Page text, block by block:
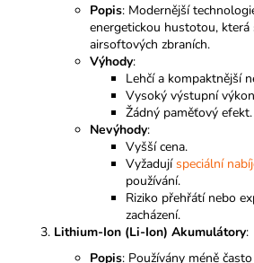
Popis: Modernější
energetickou hustotou, která
airsoftových zbraních.
Výhody:
Lehčí a kompaktnější
Vysoký výstupní
Žádný paměťový efekt.
Nevýhody:
Vyšší cena.
Vyžadujíspeciální
používání.
Riziko přehřátí nebo
zacházení.
Lithium-Ion (Li-Ion) Akumulátory:
Popis: Používány méně